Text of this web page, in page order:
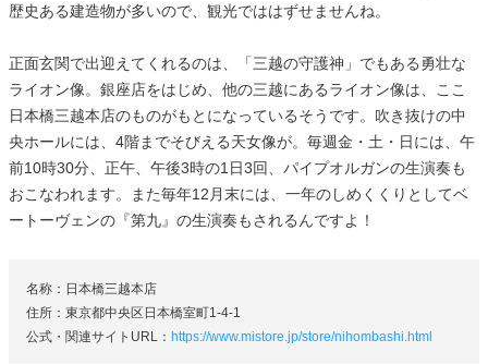
歴史ある建造物が多いので、観光でははずせませんね。
正面玄関で出迎えてくれるのは、「三越の守護神」でもある勇壮な
ライオン像。銀座店をはじめ、他の三越にあるライオン像は、ここ
日本橋三越本店のものがもとになっているそうです。吹き抜けの中
央ホールには、4階までそびえる天女像が。毎週金・土・日には、午
前10時30分、正午、午後3時の1日3回、パイプオルガンの生演奏も
おこなわれます。また毎年12月末には、一年のしめくくりとしてベ
ートーヴェンの『第九』の生演奏もされるんですよ！
名称：日本橋三越本店
住所：東京都中央区日本橋室町1-4-1
公式・関連サイトURL： https://www.mistore.jp/store/nihombashi.html